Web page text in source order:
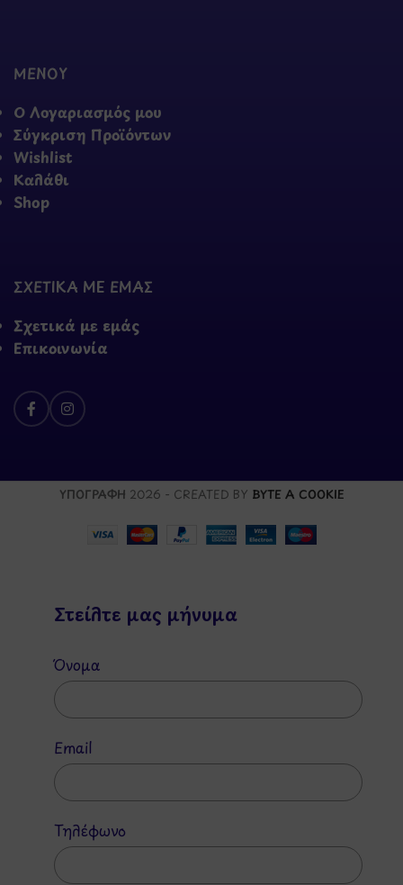
ΜΕΝΟΥ
Ο Λογαριασμός μου
Σύγκριση Προϊόντων
Wishlist
Καλάθι
Shop
ΣΧΕΤΙΚΑ ΜΕ ΕΜΑΣ
Σχετικά με εμάς
Επικοινωνία
ΥΠΟΓΡΑΦΗ 2026 - CREATED BY BYTE A COOKIE
Στείλτε μας μήνυμα
Όνομα
Email
Τηλέφωνο